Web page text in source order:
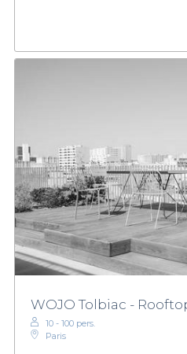
WOJO Tolbiac -
10 - 100 pers.
Paris